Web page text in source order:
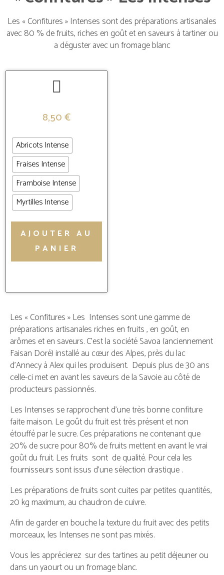
Les « Confitures » Intenses sont des préparations artisanales
avec 80 % de fruits, riches en goût et en saveurs à tartiner ou
a déguster avec un fromage blanc
8,50€
Abricots Intense
Fraises Intense
Framboise Intense
Myrtilles Intense
AJOUTER AU
PANIER
Les « Confitures » Les Intenses sont une gamme de
préparations artisanales riches en fruits , en goût, en
arômes et en saveurs. C’est la société Savoa (anciennement
Faisan Doré) installé au cœur des Alpes, près du lac
d’Annecy à Alex qui les produisent. Depuis plus de 30 ans
celle-ci met en avant les saveurs de la Savoie au côté de
producteurs passionnés.
Les Intenses se rapprochent d’une très bonne confiture
faite maison. Le goût du fruit est très présent et non
étouffé par le sucre. Ces préparations ne contenant que
20% de sucre pour 80% de fruits mettent en avant le vrai
goût du fruit. Les fruits sont de qualité. Pour cela les
fournisseurs sont issus d’une sélection drastique .
Les préparations de fruits sont cuites par petites quantités,
20 kg maximum, au chaudron de cuivre.
Afin de garder en bouche la texture du fruit avec des petits
morceaux, les Intenses ne sont pas mixés.
Vous les apprécierez sur des tartines au petit déjeuner ou
dans un yaourt ou un fromage blanc.